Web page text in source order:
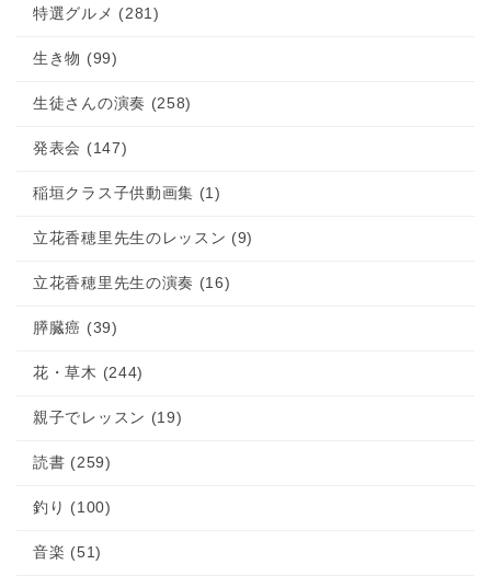
特選グルメ (281)
生き物 (99)
生徒さんの演奏 (258)
発表会 (147)
稲垣クラス子供動画集 (1)
立花香穂里先生のレッスン (9)
立花香穂里先生の演奏 (16)
膵臓癌 (39)
花・草木 (244)
親子でレッスン (19)
読書 (259)
釣り (100)
音楽 (51)